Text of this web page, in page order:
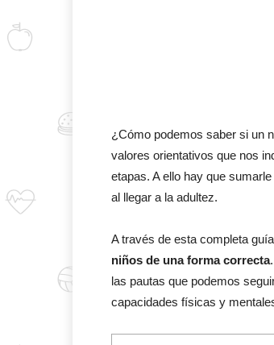
¿Cómo podemos saber si un
valores orientativos que nos
etapas. A ello hay que
al llegar a la adultez.
A través de esta completa
niños de una forma correcta
las pautas que podemos
capacidades físicas y